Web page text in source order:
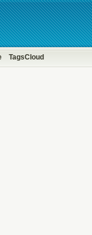
TagsCloud